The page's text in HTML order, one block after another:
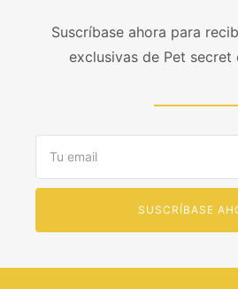
Suscríbase ahora para
exclusivas de Pet secret
SUSCRÍBASE